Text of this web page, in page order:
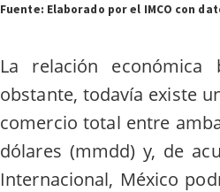
Fuente: Elaborado por el IMCO con
La relación
obstante, todavía existe
comercio total entre
dólares (mmdd) y, de
Internacional, México